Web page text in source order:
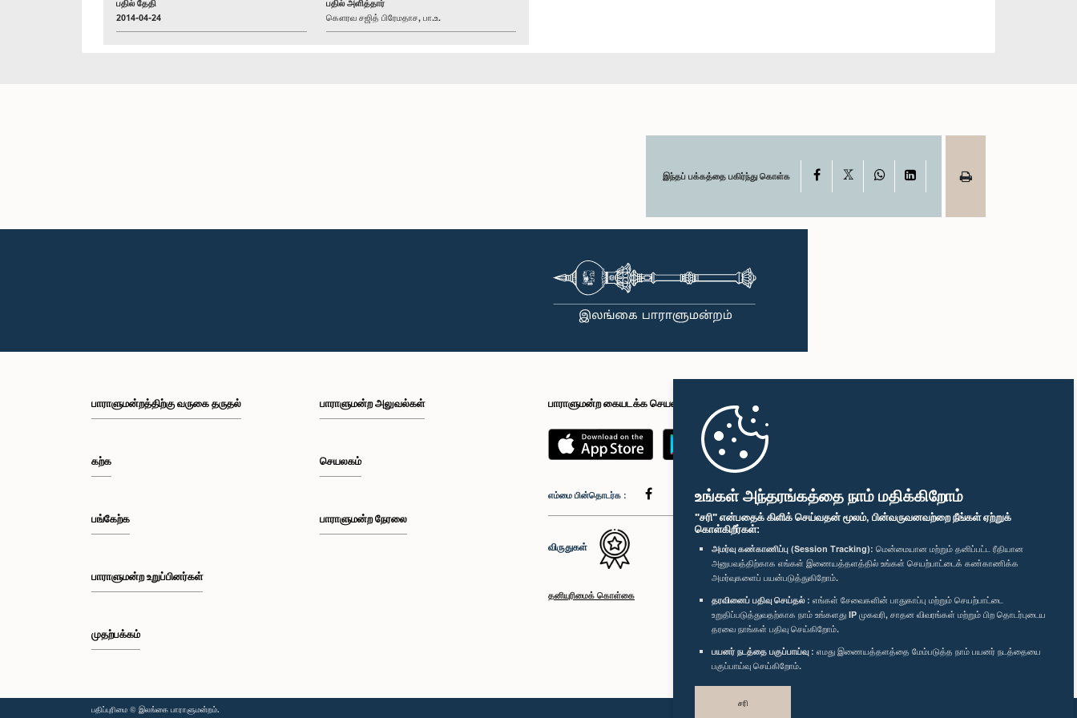
உங்கள் அந்தரங்கத்தை நாம் மதிக்கிறோம்
"சரி" என்பதைக் கிளிக் செய்வதன் மூலம், பின்வருவனவற்றை நீங்கள் ஏற்றுக்
கொள்கிறீர்கள்:
அமர்வு கண்காணிப்பு (Session Tracking): மென்மையான மற்றும் தனிப்பட்ட ரீதியான
அனுபவத்திற்காக எங்கள் இணையத்தளத்தில் உங்கள் செயற்பாட்டைக் கண்காணிக்க
அமர்வுகளைப் பயன்படுத்துகிறோம்.
தரவினைப் பதிவு செய்தல் : எங்கள் சேவைகளின் பாதுகாப்பு மற்றும் செயற்பாட்டை
உறுதிப்படுத்துவதற்காக நாம் உங்களது IP முகவரி, சாதன விவரங்கள் மற்றும் பிற தொடர்புடைய
தரவை நாங்கள் பதிவு செய்கிறோம்.
பயனர் நடத்தை பகுப்பாய்வு : எமது இணையத்தளத்தை மேம்படுத்த நாம் பயனர் நடத்தையை
பகுப்பாய்வு செய்கிறோம்.
சரி
பதில் தேதி
2014-04-24
பதில் அளித்தார்
கௌரவ சஜித் பிரேமதாச, பா.உ.
இந்தப் பக்கத்தை பகிர்ந்து கொள்க Facebook WhatsAppLinkedIn
பாராளுமன்றத்திற்கு வருகை தருதல்
கற்க
பங்கேற்க
பாராளுமன்ற உறுப்பினர்கள்
முதற்பக்கம்
பாராளுமன்ற அலுவல்கள்
செயலகம்
பாராளுமன்ற நேரலை
பாராளுமன்ற கையடக்க செயலி
எம்மை பின்தொடர்க :
விருதுகள்
தனியுரிமைக் கொள்கை
பதிப்புரிமை © இலங்கை பாராளுமன்றம்.